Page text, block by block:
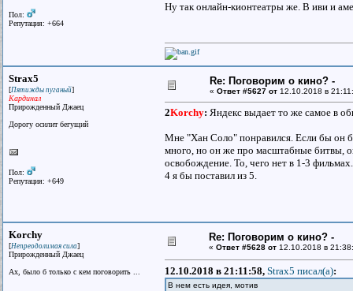
Пол:
Репутация: +664
Ну так онлайн-кионтеатры же. В иви и
Strax5
[Пятижды пуганый]
Кардинал
Прирожденный Джаец
Дорогу осилит бегущий
Пол:
Репутация: +649
Re: Поговорим о кино? -
« Ответ #5627 от 12.10.2018 в
2Korchy: Яндекс выдает то же самое в
Мне "Хан Соло" понравился. Если бы он
много, но он же про масштабные битвы,
освобождение. То, чего нет в 1-3
4 я бы поставил из 5.
Korchy
[Непреодолимая сила]
Прирожденный Джаец
Ах, было б только с кем поговорить ...
Re: Поговорим о кино? -
« Ответ #5628 от 12.10.2018 в
12.10.2018 в 21:11:58, Strax5 писал(a):
В нем есть идея, мотив